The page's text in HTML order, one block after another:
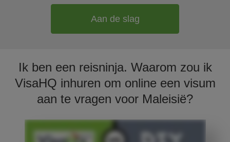
Aan de slag
Ik ben een reisninja. Waarom zou ik
VisaHQ inhuren om online een visum
aan te vragen voor Maleisië?